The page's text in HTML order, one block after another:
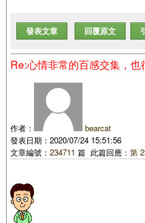
發表文章 回覆原文
Re:心情非常的百感交集，也
作者：
bearcat
發表日期：2020/07/24 15:51:56
文章編號： 234711 篇 此篇回應： 第